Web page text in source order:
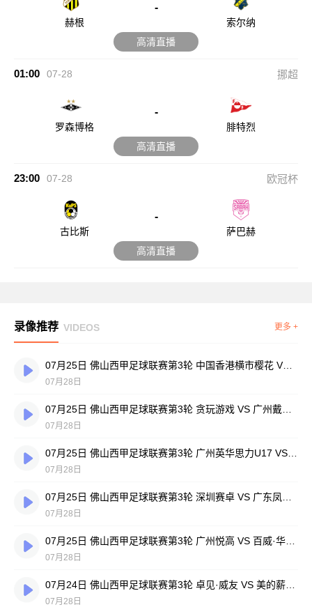
赫根
-
索尔纳
高清直播
01:00 07-28 挪超
罗森博格
-
腓特烈
高清直播
23:00 07-28 欧冠杯
古比斯
-
萨巴赫
高清直播
录像推荐 VIDEOS 更多 +
07月25日 佛山西甲足球联赛第3轮 中国香港横市樱花 VS 吉图省实青年 全场录像
07月28日
07月28日
07月28日
07月28日
07月28日
07月28日